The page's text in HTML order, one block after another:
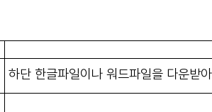
하단 한글파일이나 워드파일을 다운받